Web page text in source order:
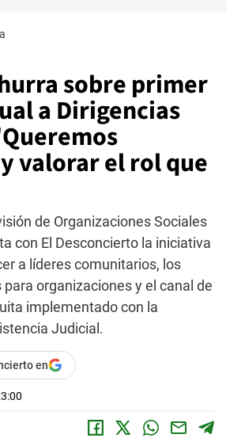
sobre primer
a Dirigencias
valorar el rol que
de Organizaciones Sociales
con El Desconcierto la iniciativa
a líderes comunitarios, los
organizaciones y el canal de
implementado con la
Judicial.
en